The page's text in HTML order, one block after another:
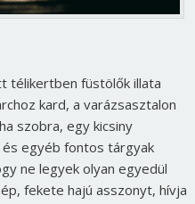
télikertben füstölők illata
kard, a varázsasztalon
szobra, egy kicsiny
egyéb fontos tárgyak
ne legyek olyan egyedül
fekete hajú asszonyt, hívja